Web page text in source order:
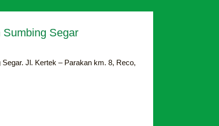
Sumbing Segar
Jl. Kertek – Parakan km. 8, Reco,